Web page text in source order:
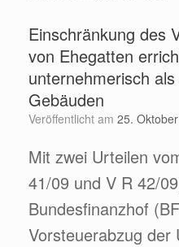
Einschränkung des
von Ehegatten
unternehmerisch
Gebäuden
Veröffentlicht am 25.
Mit zwei Urteilen
41/09 und V R 42/
Bundesfinanzhof
Vorsteuerabzug der